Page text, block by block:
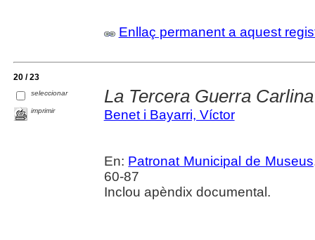
Enllaç permanent a aquest
20 / 23
seleccionar
imprimir
La Tercera Guerra
Benet i Bayarri, Víctor
En: Patronat Municipal de Museus
60-87
Inclou apèndix documental.